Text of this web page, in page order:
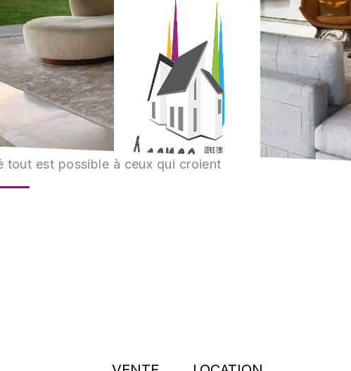
tout est possible à ceux qui croient